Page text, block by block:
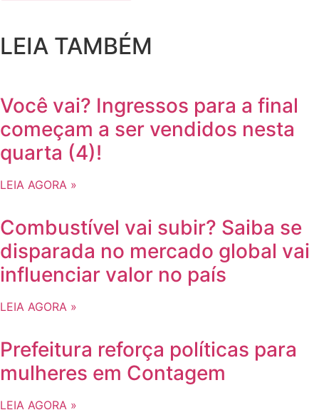
LEIA TAMBÉM
Você vai? Ingressos para a final
começam a ser vendidos nesta
quarta (4)!
LEIA AGORA »
Combustível vai subir? Saiba se
disparada no mercado global vai
influenciar valor no país
LEIA AGORA »
Prefeitura reforça políticas para
mulheres em Contagem
LEIA AGORA »